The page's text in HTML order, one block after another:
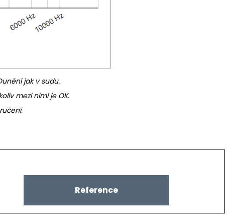
jak v sudu.
mezi nimi je OK.
Reference